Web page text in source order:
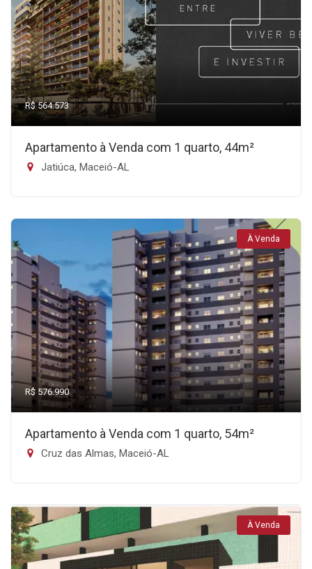
R$ 564.573
Apartamento à Venda com 1 quarto, 44m²
Jatiúca, Maceió-AL
À Venda
R$ 576.990
Apartamento à Venda com 1 quarto, 54m²
Cruz das Almas, Maceió-AL
À Venda